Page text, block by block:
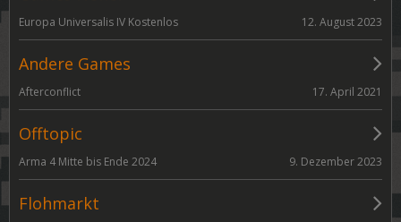
Europa Universalis IV Kostenlos 12. August 2023
Andere Games
Afterconflict 17. April 2021
Offtopic
Arma 4 Mitte bis Ende 2024 9. Dezember 2023
Flohmarkt